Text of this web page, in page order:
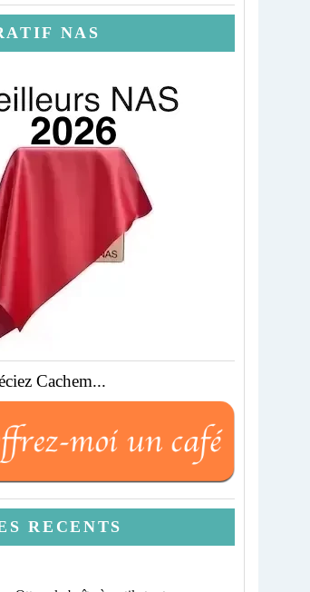
NAS
Cachem...
RECENTS